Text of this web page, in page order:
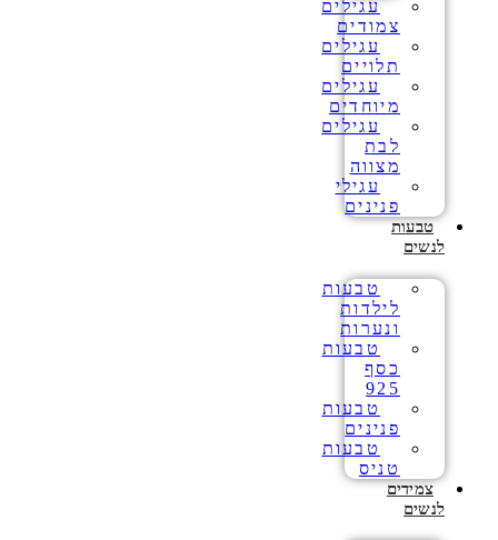
עגילים
צמודים
עגילים
תלויים
עגילים
מיוחדים
עגילים
לבת
מצווה
עגילי
פנינים
טבעות
לנשים
טבעות
לילדות
ונערות
טבעות
כסף
925
טבעות
פנינים
טבעות
טניס
צמידים
לנשים